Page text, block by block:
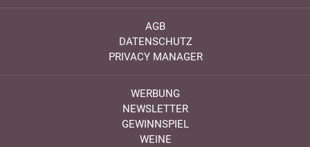
AGB
DATENSCHUTZ
PRIVACY MANAGER
WERBUNG
NEWSLETTER
GEWINNSPIEL
WEINE